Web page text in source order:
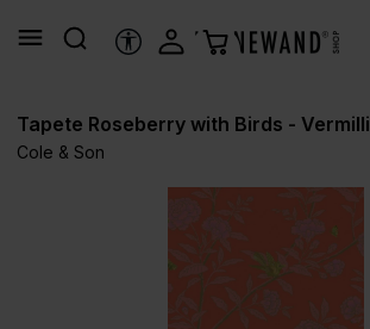
springen
HILFSTOOLS
Tapete Roseberry with Birds -
Cole & Son